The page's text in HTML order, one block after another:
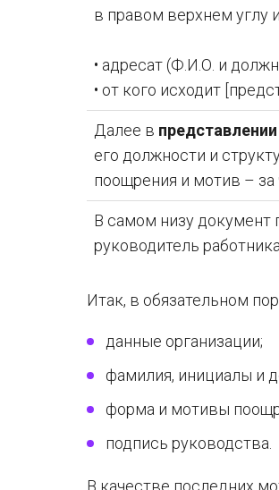
в правом верхнем углу
• адресат (Ф.И.О. и
• от кого исходит
Далее в
его должности и
поощрения и мотив – за
В самом низу документ
руководитель
Итак, в обязательном
данные организации;
фамилия, инициалы и
форма и мотивы
подпись руководства.
В качестве последних